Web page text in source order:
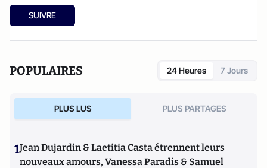
SUIVRE
POPULAIRES 24 Heures 7 Jours
PLUS LUS PLUS PARTAGES
1Jean Dujardin & Laetitia Casta étrennent leurs
nouveaux amours, Vanessa Paradis & Samuel